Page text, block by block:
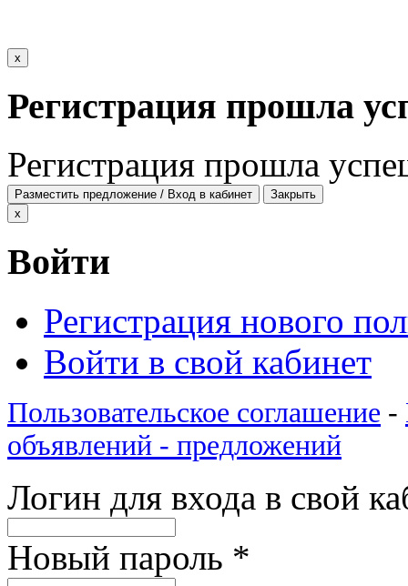
x
Регистрация прошла
Регистрация прошла
Разместить предложение / Вход в кабинет
Закрыть
x
Войти
Регистрация нового
Войти в свой кабинет
Пользовательское соглашение -
объявлений - предложений
Логин для входа в свой
Новый пароль *